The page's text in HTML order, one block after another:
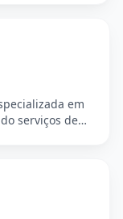
em
serviços de